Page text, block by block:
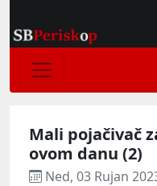
Mali pojačivač
ovom danu (2)
Ned, 03 Rujan